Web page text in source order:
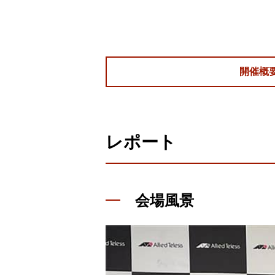
開催概
レポート
会場風景